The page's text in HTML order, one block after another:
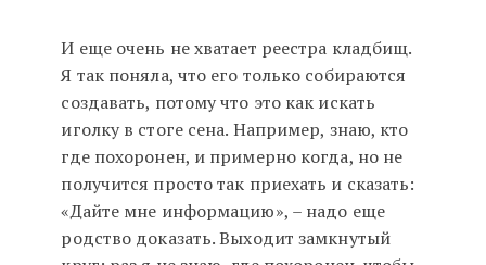
И еще очень не хватает реестра кладбищ.
Я так поняла, что его только собираются
создавать, потому что это как искать
иголку в стоге сена. Например, знаю, кто
где похоронен, и примерно когда, но не
получится просто так приехать и сказать:
«Дайте мне информацию», – надо еще
родство доказать. Выходит замкнутый